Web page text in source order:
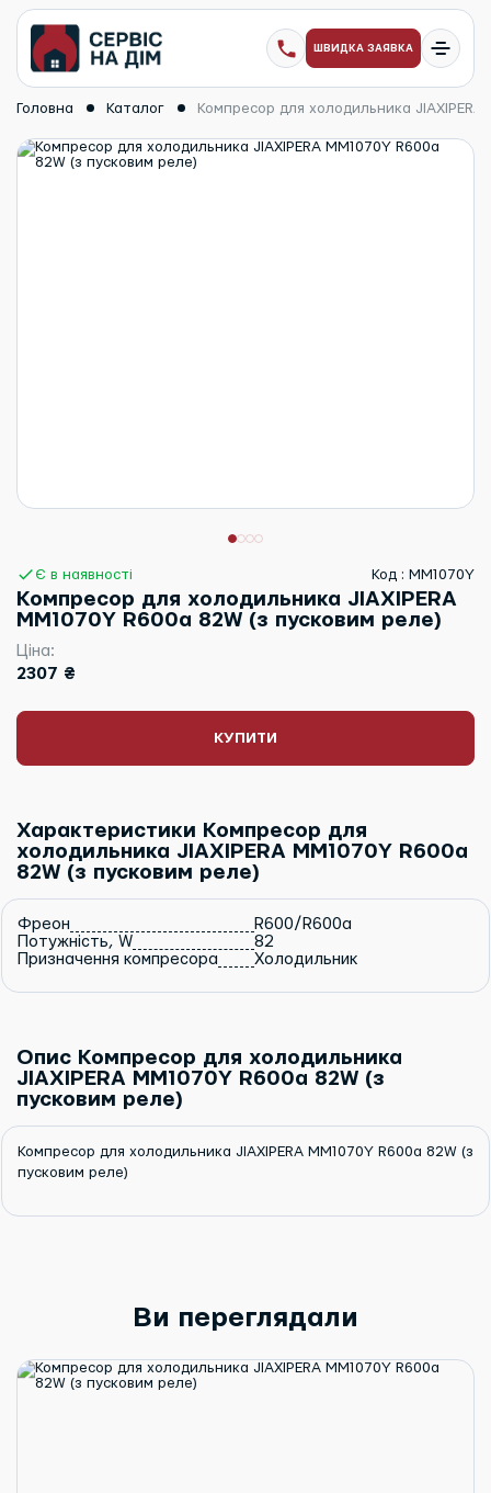
ШВИДКА ЗАЯВКА
Головна Каталог Компресор для холодильника
Є в наявності Код : MM1070Y
Компресор для холодильника JIAXIPERA
MM1070Y R600a 82W (з пусковим реле)
Ціна:
2307 ₴
КУПИТИ
Характеристики Компресор для
холодильника JIAXIPERA MM1070Y R600a
82W (з пусковим реле)
Фреон
R600/R600a
Потужність, W
82
Призначення компресора
Холодильник
Опис Компресор для холодильника
JIAXIPERA MM1070Y R600a 82W (з
пусковим реле)
Компресор для холодильника JIAXIPERA MM1070Y R600a 82W (з
пусковим реле)
Ви переглядали